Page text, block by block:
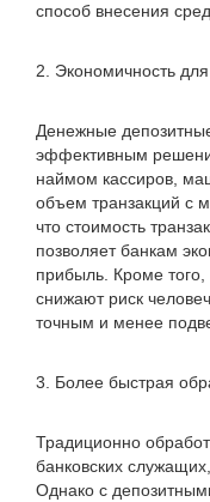
способ внесения
2. Экономичность
Денежные
эффективным
наймом кассиров,
объем транзакций с
что стоимость
позволяет банкам
прибыль. Кроме
снижают риск
точным и менее
3. Более быстрая
Традиционно
банковских
Однако с